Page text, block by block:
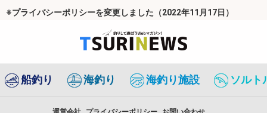
※プライバシーポリシーを変更しました（2022年11月17日）
船釣り 海釣り 海釣り施設 ソルト